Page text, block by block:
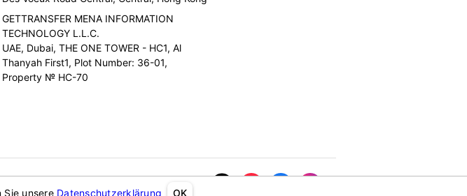
Sie unsere Datenschutzerklärung OK
GETTRANSFER MENA INFORMATION
TECHNOLOGY L.L.C.
UAE, Dubai, THE ONE TOWER - HC1, Al
Thanyah First1, Plot Number: 36-01,
Property № HC-70